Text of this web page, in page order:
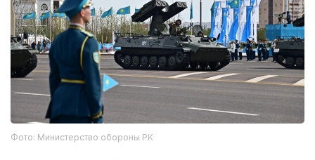
Фото: Министерство обороны РК